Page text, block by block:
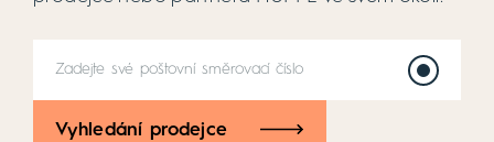
Vyhledání prodejce